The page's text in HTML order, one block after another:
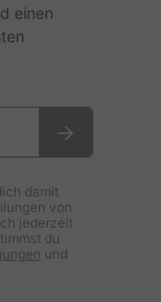
einen
damit
von
jederzeit
du
und